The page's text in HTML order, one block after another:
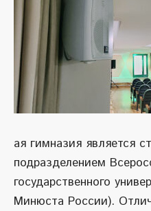
ая гимназия является
подразделением
государственного
Минюста России).